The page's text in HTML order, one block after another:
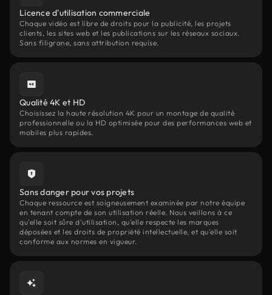
Licence d'utilisation commerciale
Chaque vidéo est libre de droits pour la publicité, les projets
clients, les sites web et les publications sur les réseaux sociaux.
Sans filigrane, sans attribution requise.
Qualité 4K et HD
Choisissez la haute résolution 4K pour un montage de qualité
professionnelle ou la HD optimisée pour des performances web et
mobiles plus rapides.
Sans danger pour vos projets
Chaque ressource est soigneusement examinée par notre équipe
en tenant compte de son utilisation réelle. Nous veillons à ce
qu'elle soit sûre d'utilisation, qu'elle respecte les marques
déposées et les droits de propriété intellectuelle, et qu'elle soit
conforme aux normes en vigueur.